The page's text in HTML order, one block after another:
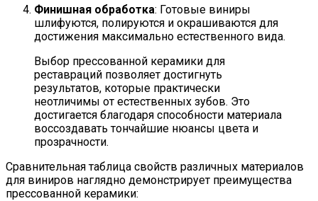
Финишная обработка: Готовые виниры
шлифуются, полируются и окрашиваются для
достижения максимально естественного вида.
Выбор прессованной керамики для
реставраций позволяет достигнуть
результатов, которые практически
неотличимы от естественных зубов. Это
достигается благодаря способности материала
воссоздавать тончайшие нюансы цвета и
прозрачности.
Сравнительная таблица свойств различных материалов
для виниров наглядно демонстрирует преимущества
прессованной керамики: